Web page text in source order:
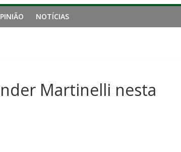
NOTÍCIAS
Martinelli nesta